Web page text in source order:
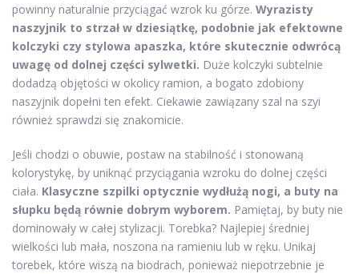
powinny naturalnie przyciągać wzrok ku górze. Wyrazisty
naszyjnik to strzał w dziesiątkę, podobnie jak efektowne
kolczyki czy stylowa apaszka, które skutecznie odwrócą
uwagę od dolnej części sylwetki. Duże kolczyki subtelnie
dodadzą objętości w okolicy ramion, a bogato zdobiony
naszyjnik dopełni ten efekt. Ciekawie zawiązany szal na szyi
również sprawdzi się znakomicie.
Jeśli chodzi o obuwie, postaw na stabilność i stonowaną
kolorystykę, by uniknąć przyciągania wzroku do dolnej części
ciała. Klasyczne szpilki optycznie wydłużą nogi, a buty na
słupku będą równie dobrym wyborem. Pamiętaj, by buty nie
dominowały w całej stylizacji. Torebka? Najlepiej średniej
wielkości lub mała, noszona na ramieniu lub w ręku. Unikaj
torebek, które wiszą na biodrach, ponieważ niepotrzebnie je